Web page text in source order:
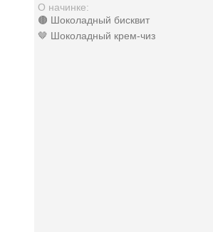
О начинке:
🟤 Шоколадный бисквит
🤎 Шоколадный крем-чиз